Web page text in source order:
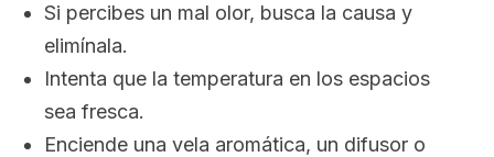
Si percibes un mal olor, busca la causa y
elimínala.
Intenta que la temperatura en los espacios
sea fresca.
Enciende una vela aromática, un difusor o